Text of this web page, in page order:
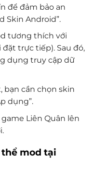
để đảm bảo an
Skin Android”.
tương thích với
đặt trực tiếp). Sau đó,
dụng truy cập dữ
bạn cần chọn skin
dụng”.
Liên Quân lên
mod tại